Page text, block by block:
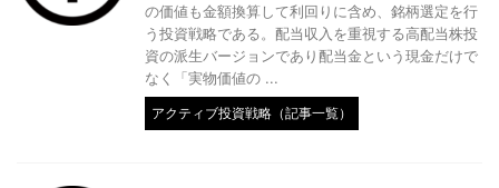
の価値も金額換算して利回りに含め、銘柄選定を行
う投資戦略である。配当収入を重視する高配当株投
資の派生バージョンであり配当金という現金だけで
なく「実物価値の ...
アクティブ投資戦略（記事一覧）